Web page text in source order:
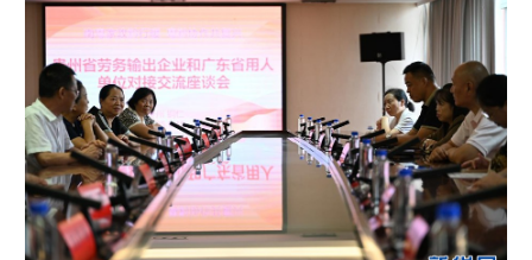
辽宁 吉林 江苏
浙江 安徽 江西
山东 河南 湖北 湖南
广东 广西 海南 重庆
四川 贵州 云南 西藏